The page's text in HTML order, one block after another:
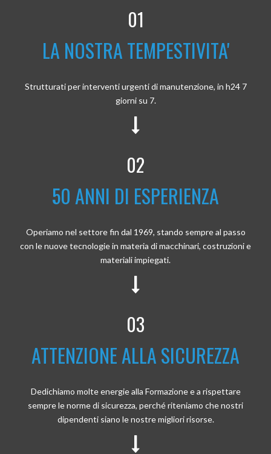
01
LA NOSTRA TEMPESTIVITA'
Strutturati per interventi urgenti di manutenzione, in h24 7
giorni su 7.
02
50 ANNI DI ESPERIENZA
Operiamo nel settore fin dal 1969, stando sempre al passo
con le nuove tecnologie in materia di macchinari, costruzioni e
materiali impiegati.
03
ATTENZIONE ALLA SICUREZZA
Dedichiamo molte energie alla Formazione e a rispettare
sempre le norme di sicurezza, perché riteniamo che nostri
dipendenti siano le nostre migliori risorse.